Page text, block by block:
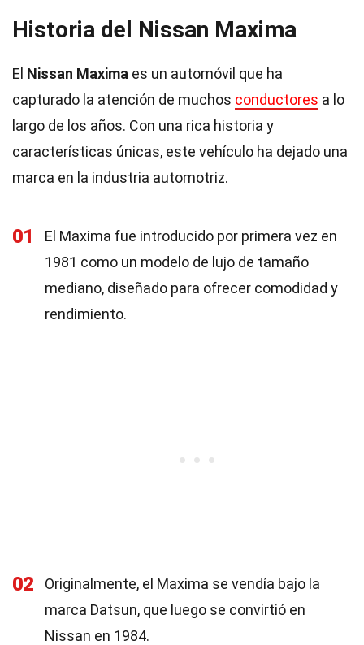
Historia del Nissan Maxima
El Nissan Maxima es un automóvil que ha
capturado la atención de muchos conductores a lo
largo de los años. Con una rica historia y
características únicas, este vehículo ha dejado una
marca en la industria automotriz.
01
El Maxima fue introducido por primera vez en
1981 como un modelo de lujo de tamaño
mediano, diseñado para ofrecer comodidad y
rendimiento.
02
Originalmente, el Maxima se vendía bajo la
marca Datsun, que luego se convirtió en
Nissan en 1984.